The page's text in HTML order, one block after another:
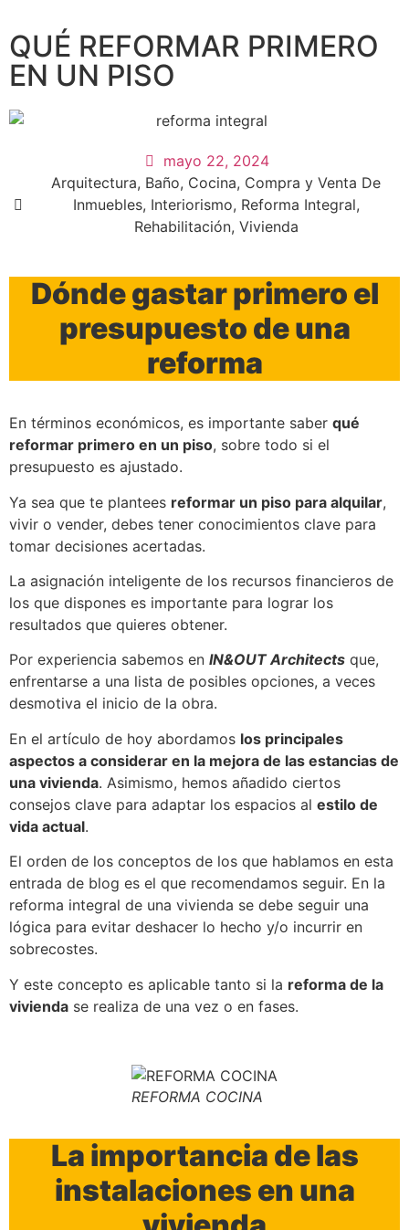
QUÉ REFORMAR PRIMERO
EN UN PISO
mayo 22, 2024
Arquitectura, Baño, Cocina, Compra y Venta De
Inmuebles, Interiorismo, Reforma Integral,
Rehabilitación, Vivienda
Dónde gastar primero el
presupuesto de una
reforma
En términos económicos, es importante saber qué
reformar primero en un piso, sobre todo si el
presupuesto es ajustado.
Ya sea que te plantees reformar un piso para alquilar,
vivir o vender, debes tener conocimientos clave para
tomar decisiones acertadas.
La asignación inteligente de los recursos financieros de
los que dispones es importante para lograr los
resultados que quieres obtener.
Por experiencia sabemos en IN&OUT Architects que,
enfrentarse a una lista de posibles opciones, a veces
desmotiva el inicio de la obra.
En el artículo de hoy abordamos los principales
aspectos a considerar en la mejora de las estancias de
una vivienda. Asimismo, hemos añadido ciertos
consejos clave para adaptar los espacios al estilo de
vida actual.
El orden de los conceptos de los que hablamos en esta
entrada de blog es el que recomendamos seguir. En la
reforma integral de una vivienda se debe seguir una
lógica para evitar deshacer lo hecho y/o incurrir en
sobrecostes.
Y este concepto es aplicable tanto si la reforma de la
vivienda se realiza de una vez o en fases.
REFORMA COCINA
La importancia de las
instalaciones en una
Experiencia
Para que
nuestra web
funcione lo
algunas
funcionalidades
Marketing
Al compartir tus
intereses y
mientras visitas
aumentas la
posibilidad de
ver contenido y
ofertas